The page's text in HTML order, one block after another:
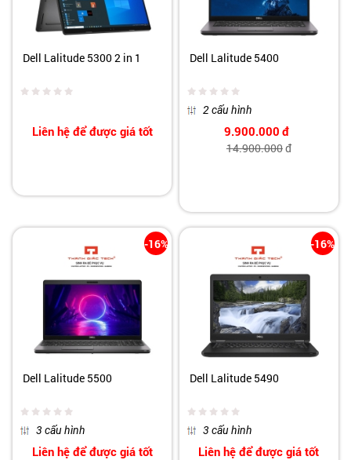
Dell Lalitude 5300 2 in 1
Liên hệ để được giá tốt
Dell Lalitude 5400
2 cấu hình
9.900.000 đ
14.900.000đ
-16%
Dell Lalitude 5500
3 cấu hình
Liên hệ để được giá tốt
-16%
Dell Lalitude 5490
3 cấu hình
Liên hệ để được giá tốt